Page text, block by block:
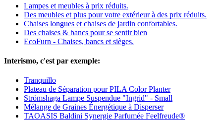
Lampes et meubles à prix réduits.
Des meubles et plus pour votre extérieur à des prix réduits.
Chaises longues et chaises de jardin confortables.
Des chaises & bancs pour se sentir bien
EcoFurn - Chaises, bancs et sièges.
Interismo, c'est par exemple:
Tranquillo
Plateau de Séparation pour PILA Color Planter
Strömshaga Lampe Suspendue "Ingrid" - Small
Mélange de Graines Énergétique à Disperser
TAOASIS Baldini Synergie Parfumée Feelfreude®